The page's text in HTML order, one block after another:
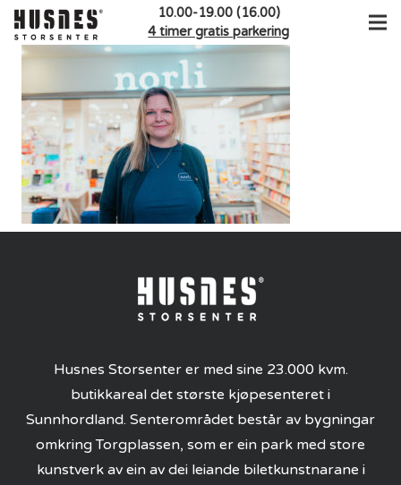
10.00-19.00 (16.00)
4 timer gratis parkering
Husnes Storsenter er med sine 23.000 kvm.
butikkareal det største kjøpesenteret i
Sunnhordland. Senterområdet består av bygningar
omkring Torgplassen, som er ein park med store
kunstverk av ein av dei leiande biletkunstnarane i